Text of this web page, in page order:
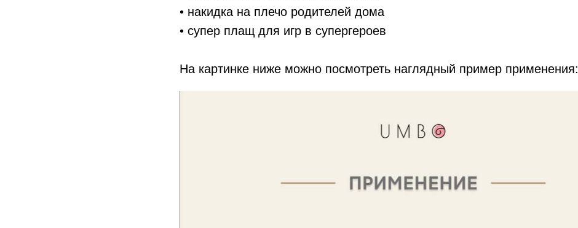
• накидка на плечо родителей дома
• супер плащ для игр в супергероев
На картинке ниже можно посмотреть наглядный пример применения: